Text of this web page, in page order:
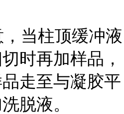
当柱顶缓冲液
时再加样品，
走至与凝胶平
脱液。